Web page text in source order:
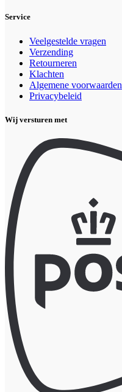
Service
Veelgestelde vragen
Verzending
Retourneren
Klachten
Algemene voorwaarden
Privacybeleid
Wij versturen met